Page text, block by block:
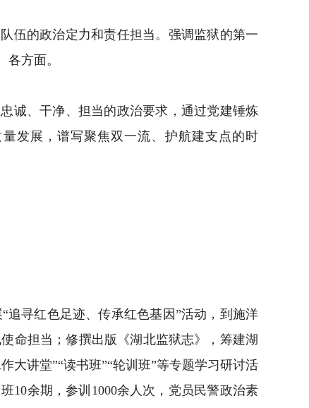
的政治定力和责任担当。强调监狱的第一
方面。
、干净、担当的政治要求，通过党建锤炼
发展，谱写聚焦双一流、护航建支点的时
寻红色足迹、传承红色基因”活动，到施洋
命担当；修撰出版《湖北监狱志》，筹建湖
大讲堂”“读书班”“轮训班”等专题学习研讨活
10余期，参训1000余人次，党员民警政治素